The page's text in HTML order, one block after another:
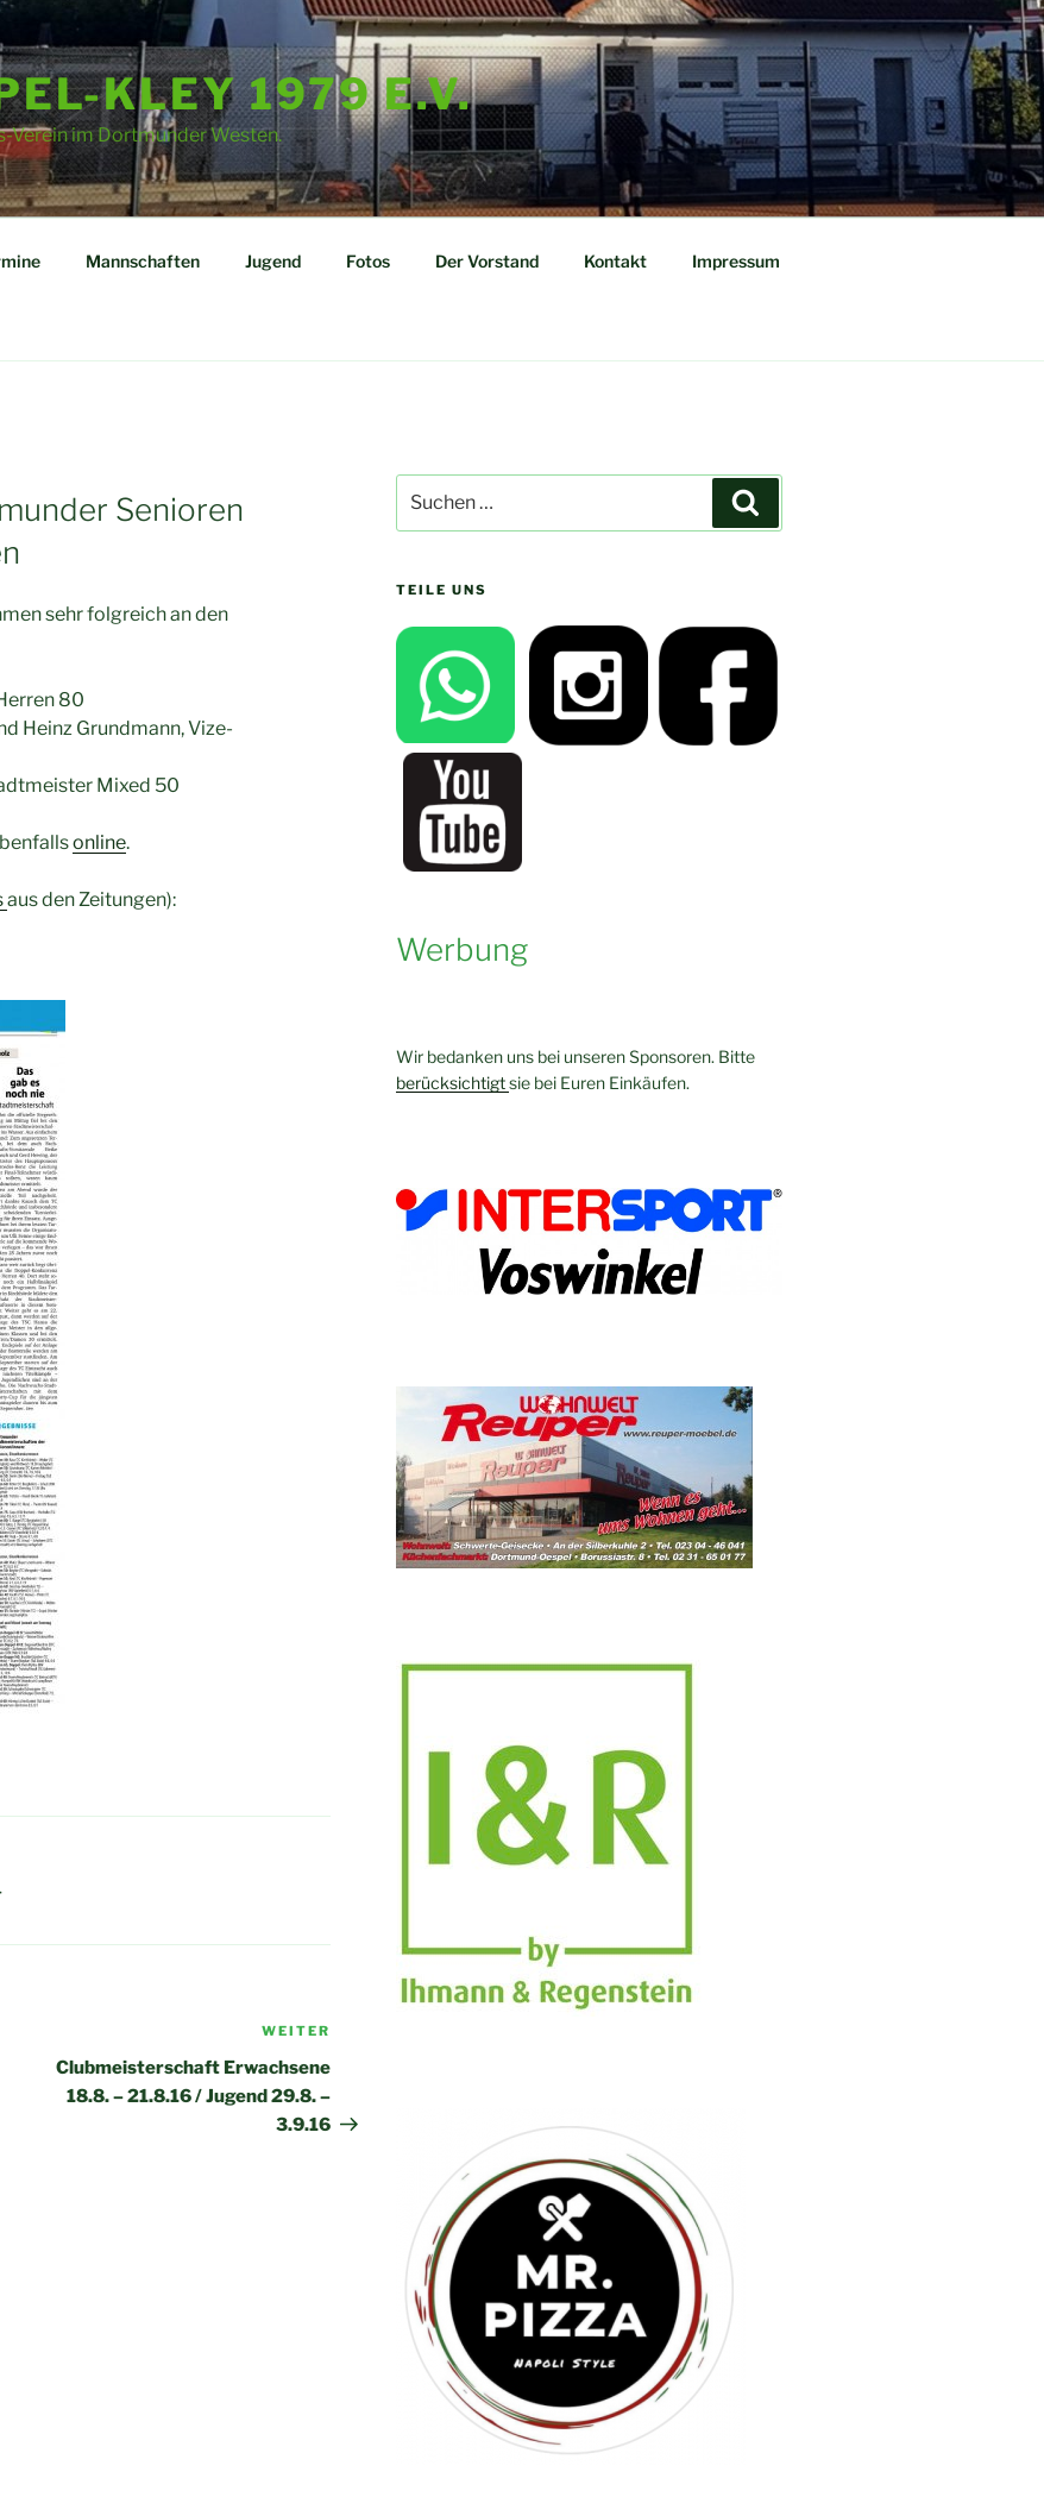
KLEY 1979 E.V.
Verein im Dortmunder Westen.
Mannschaften Jugend Fotos Der Vorstand Kontakt Impressum
Senioren
sehr folgreich an den
80
Heinz Grundmann, Vize-
Mixed 50
online.
aus den Zeitungen):
Beitrag
WEITER
Clubmeisterschaft Erwachsene
18.8. – 21.8.16 / Jugend 29.8. –
3.9.16
nach:
TEILE UNS
Werbung
Wir bedanken uns bei unseren Sponsoren. Bitte
berücksichtigtsie bei Euren Einkäufen.